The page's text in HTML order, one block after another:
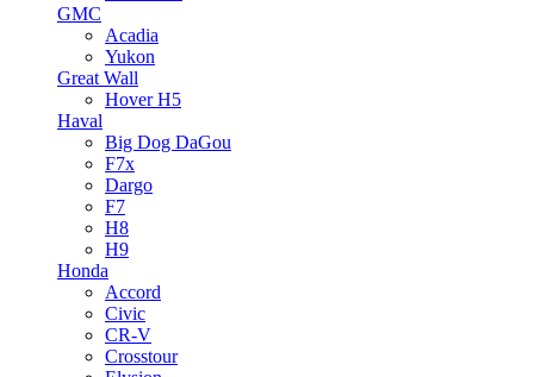
GMC
Acadia
Yukon
Great Wall
Hover H5
Haval
Big Dog DaGou
F7x
Dargo
F7
H8
H9
Honda
Accord
Civic
CR-V
Crosstour